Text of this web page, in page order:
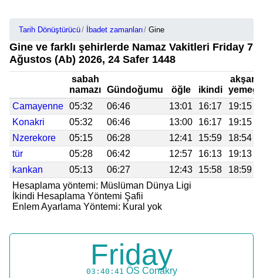
Tarih Dönüştürücü İbadet zamanları Gine
Gine ve farklı şehirlerde Namaz Vakitleri Friday 7
Ağustos (Ab) 2026, 24 Safer 1448
sabah
namazı Gündoğumu öğle ikindi
akşam
yemeği
Camayenne
05:32 06:46 13:01 16:17
19:15
Konakri
05:32 06:46 13:00 16:17
19:15
Nzerekore
05:15 06:28 12:41 15:59
18:54
tür
05:28 06:42 12:57 16:13
19:13
kankan
05:13 06:27 12:43 15:58
18:59
Hesaplama yöntemi: Müslüman Dünya Ligi
İkindi Hesaplama Yöntemi Şafii
Enlem Ayarlama Yöntemi: Kural yok
Friday
03:40:41 ÖS Conakry